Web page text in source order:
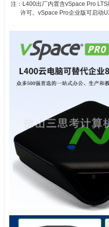
注： L400出厂内置含vSpace Pro LTS
许可。vSpace Pro企业版可启动